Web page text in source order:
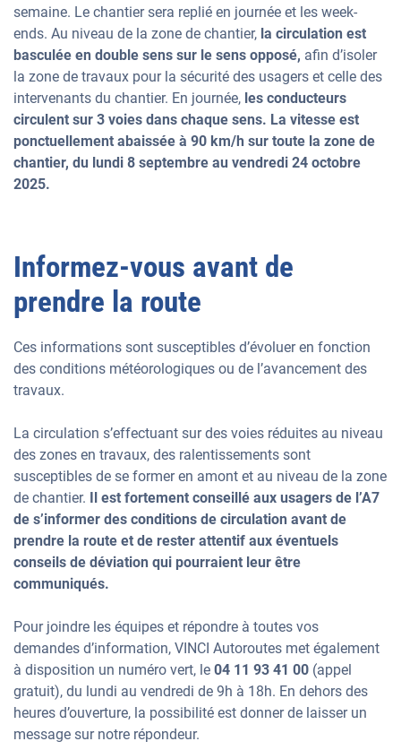
semaine. Le chantier sera replié en journée et les week-
ends. Au niveau de la zone de chantier, la circulation est
basculée en double sens sur le sens opposé, afin d’isoler
la zone de travaux pour la sécurité des usagers et celle des
intervenants du chantier. En journée, les conducteurs
circulent sur 3 voies dans chaque sens. La vitesse est
ponctuellement abaissée à 90 km/h sur toute la zone de
chantier, du lundi 8 septembre au vendredi 24 octobre
2025.
Informez-vous avant de
prendre la route
Ces informations sont susceptibles d’évoluer en fonction
des conditions météorologiques ou de l’avancement des
travaux.
La circulation s’effectuant sur des voies réduites au niveau
des zones en travaux, des ralentissements sont
susceptibles de se former en amont et au niveau de la zone
de chantier. Il est fortement conseillé aux usagers de l’A7
de s’informer des conditions de circulation avant de
prendre la route et de rester attentif aux éventuels
conseils de déviation qui pourraient leur être
communiqués.
Pour joindre les équipes et répondre à toutes vos
demandes d’information, VINCI Autoroutes met également
à disposition un numéro vert, le 04 11 93 41 00 (appel
gratuit), du lundi au vendredi de 9h à 18h. En dehors des
heures d’ouverture, la possibilité est donner de laisser un
message sur notre répondeur.